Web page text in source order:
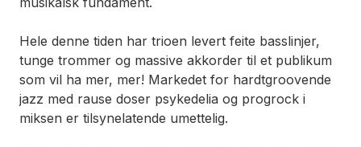
Hele denne tiden har trioen levert feite basslinjer,
tunge trommer og massive akkorder til et publikum
som vil ha mer, mer! Markedet for hardtgroovende
jazz med rause doser psykedelia og progrock i
miksen er tilsynelatende umettelig.